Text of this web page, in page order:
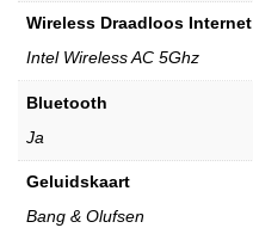
Wireless Draadloos Internet
Intel Wireless AC 5Ghz
Bluetooth
Ja
Geluidskaart
Bang & Olufsen